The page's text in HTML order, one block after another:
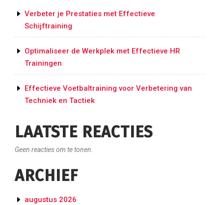
Verbeter je Prestaties met Effectieve
Schijftraining
Optimaliseer de Werkplek met Effectieve HR
Trainingen
Effectieve Voetbaltraining voor Verbetering van
Techniek en Tactiek
LAATSTE REACTIES
Geen reacties om te tonen.
ARCHIEF
augustus 2026